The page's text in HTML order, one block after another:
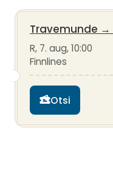
Travemunde →
R, 7. aug, 10:00
Finnlines
Otsi